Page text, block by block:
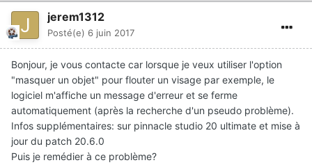
jerem1312
Posté(e) 6 juin 2017
Bonjour, je vous contacte car lorsque je veux utiliser l'option
"masquer un objet" pour flouter un visage par exemple, le
logiciel m'affiche un message d'erreur et se ferme
automatiquement (après la recherche d'un pseudo problème).
Infos supplémentaires: sur pinnacle studio 20 ultimate et mise à
jour du patch 20.6.0
Puis je remédier à ce problème?